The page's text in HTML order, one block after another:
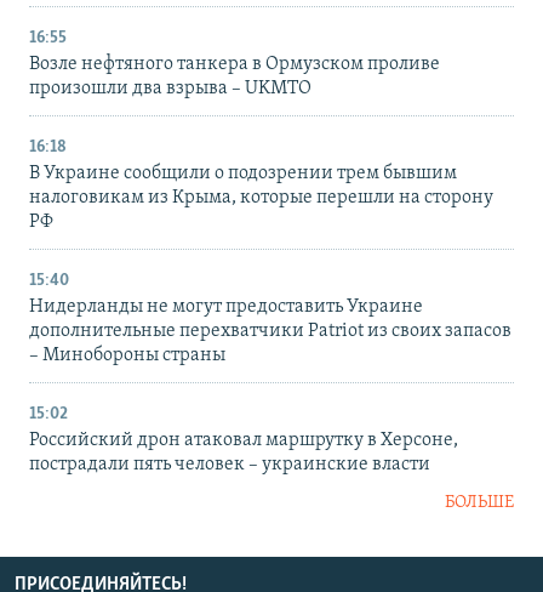
16:55
Возле нефтяного танкера в Ормузском проливе
произошли два взрыва – UKMTO
16:18
В Украине сообщили о подозрении трем бывшим
налоговикам из Крыма, которые перешли на сторону
РФ
15:40
Нидерланды не могут предоставить Украине
дополнительные перехватчики Patriot из своих запасов
– Минобороны страны
15:02
Российский дрон атаковал маршрутку в Херсоне,
пострадали пять человек – украинские власти
БОЛЬШЕ
ПРИСОЕДИНЯЙТЕСЬ!